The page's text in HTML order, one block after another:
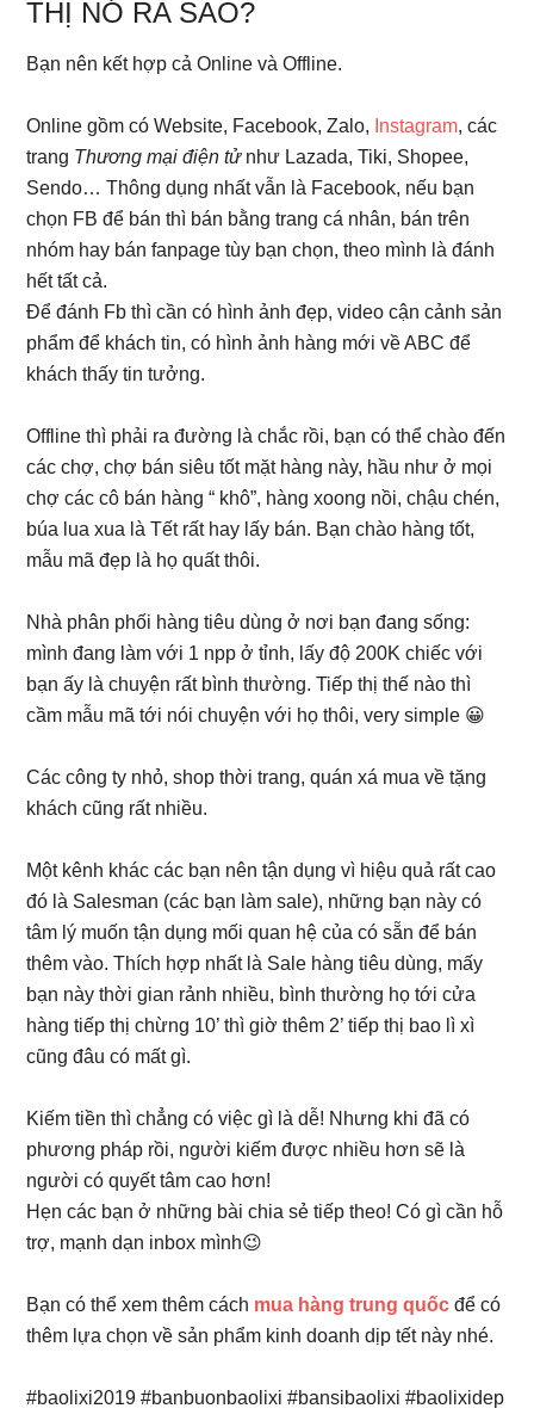
THỊ NÓ RA SAO?
Bạn nên kết hợp cả Online và Offline.
Online gồm có Website, Facebook, Zalo, Instagram, các
trang Thương mại điện tửnhư Lazada, Tiki, Shopee,
Sendo… Thông dụng nhất vẫn là Facebook, nếu bạn
chọn FB để bán thì bán bằng trang cá nhân, bán trên
nhóm hay bán fanpage tùy bạn chọn, theo mình là đánh
hết tất cả.
Để đánh Fb thì cần có hình ảnh đẹp, video cận cảnh sản
phẩm để khách tin, có hình ảnh hàng mới về ABC để
khách thấy tin tưởng.
Offline thì phải ra đường là chắc rồi, bạn có thể chào đến
các chợ, chợ bán siêu tốt mặt hàng này, hầu như ở mọi
chợ các cô bán hàng “ khô”, hàng xoong nồi, chậu chén,
búa lua xua là Tết rất hay lấy bán. Bạn chào hàng tốt,
mẫu mã đẹp là họ quất thôi.
Nhà phân phối hàng tiêu dùng ở nơi bạn đang sống:
mình đang làm với 1 npp ở tỉnh, lấy độ 200K chiếc với
bạn ấy là chuyện rất bình thường. Tiếp thị thế nào thì
cầm mẫu mã tới nói chuyện với họ thôi, very simple 😀
Các công ty nhỏ, shop thời trang, quán xá mua về tặng
khách cũng rất nhiều.
Một kênh khác các bạn nên tận dụng vì hiệu quả rất cao
đó là Salesman (các bạn làm sale), những bạn này có
tâm lý muốn tận dụng mối quan hệ của có sẵn để bán
thêm vào. Thích hợp nhất là Sale hàng tiêu dùng, mấy
bạn này thời gian rảnh nhiều, bình thường họ tới cửa
hàng tiếp thị chừng 10’ thì giờ thêm 2’ tiếp thị bao lì xì
cũng đâu có mất gì.
Kiếm tiền thì chẳng có việc gì là dễ! Nhưng khi đã có
phương pháp rồi, người kiếm được nhiều hơn sẽ là
người có quyết tâm cao hơn!
Hẹn các bạn ở những bài chia sẻ tiếp theo! Có gì cần hỗ
trợ, mạnh dạn inbox mình😉
Bạn có thể xem thêm cách mua hàng trung quốc để có
thêm lựa chọn về sản phẩm kinh doanh dịp tết này nhé.
#baolixi2019 #banbuonbaolixi #bansibaolixi #baolixidep